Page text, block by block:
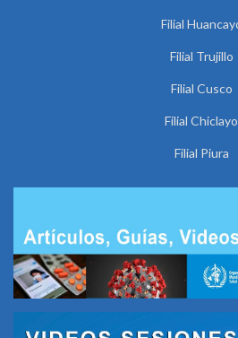
Filial
Filial Trujillo
Filial Cusco
Filial Chiclayo
Filial Piura